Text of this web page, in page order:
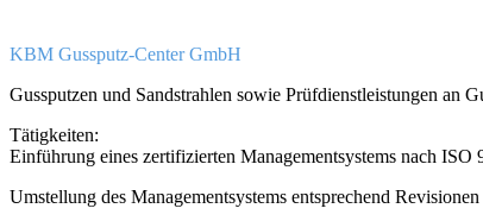
KBM Gussputz-Center GmbH
Gussputzen und Sandstrahlen sowie Prüfdienstleistungen an
Tätigkeiten:
Einführung eines zertifizierten Managementsystems nach ISO
Umstellung des Managementsystems entsprechend